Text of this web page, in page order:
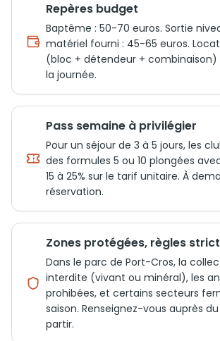
Repères budget
Baptême : 50-70 euros. Sortie
matériel fourni : 45-65 euros.
(bloc + détendeur + combinaison)
la journée.
Pass semaine à privilégier
Pour un séjour de 3 à 5 jours, les
des formules 5 ou 10 plongées
15 à 25% sur le tarif unitaire. À
réservation.
Zones protégées, règles
Dans le parc de Port-Cros, la
interdite (vivant ou minéral), les
prohibées, et certains secteurs
saison. Renseignez-vous auprès
partir.